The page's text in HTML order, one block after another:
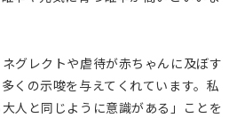
グレクトや虐待が赤ちゃんに及ぼす
くの示唆を与えてくれています。私
人と同じように意識がある」ことを